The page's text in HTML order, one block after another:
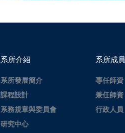
系所介紹
系所發展簡介
課程設計
系務規章與委員會
研究中心
系所成員
專任師資
兼任師資
行政人員